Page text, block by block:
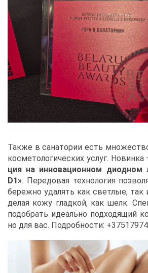
Та­к­же в са­на­то­рии есть
кос­ме­то­ло­ги­че­ских услуг.
ция на ин­но­ва­ци­он­ном ди­од­ном
D1». Пе­ре­до­вая тех­но­ло­гия
бе­реж­но уда­лять как свет­лые,
де­лая ко­жу глад­кой, как шелк.
по­до­брать иде­аль­но под­хо­дя­щий
но для вас. По­дроб­но­сти: